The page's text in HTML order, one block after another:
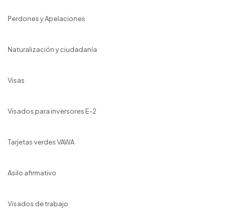
Perdones y Apelaciones
Naturalización y ciudadanía
Visas
Visados para inversores E-2
Tarjetas verdes VAWA
Asilo afirmativo
Visados de trabajo